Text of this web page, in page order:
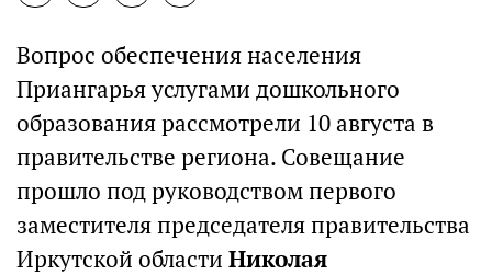
Вопрос обеспечения населения
Приангарья услугами дошкольного
образования рассмотрели 10 августа в
правительстве региона. Совещание
прошло под руководством первого
заместителя председателя правительства
Иркутской области Николая